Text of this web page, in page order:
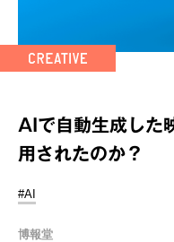
AIで自動生成した
用されたのか？
#AI
博報堂